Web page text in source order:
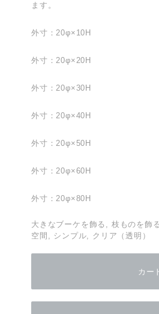
ます。
外寸：20φ×10H
外寸：20φ×20H
外寸：20φ×30H
外寸：20φ×40H
外寸：20φ×50H
外寸：20φ×60H
外寸：20φ×80H
大きなブーケを飾る, 枝ものを飾
空間, シンプル, クリア（透明）
カー